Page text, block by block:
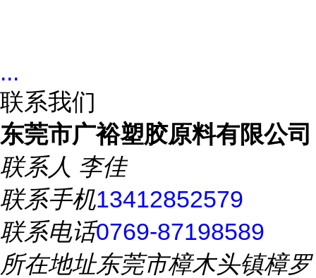
...
联系我们
东莞市广裕塑胶原料有限公司
联系人 李佳
联系手机13412852579
联系电话0769-87198589
所在地址东莞市樟木头镇樟罗